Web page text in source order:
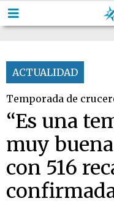
ACTUALIDAD
Temporada de
“Es una
muy
con 516